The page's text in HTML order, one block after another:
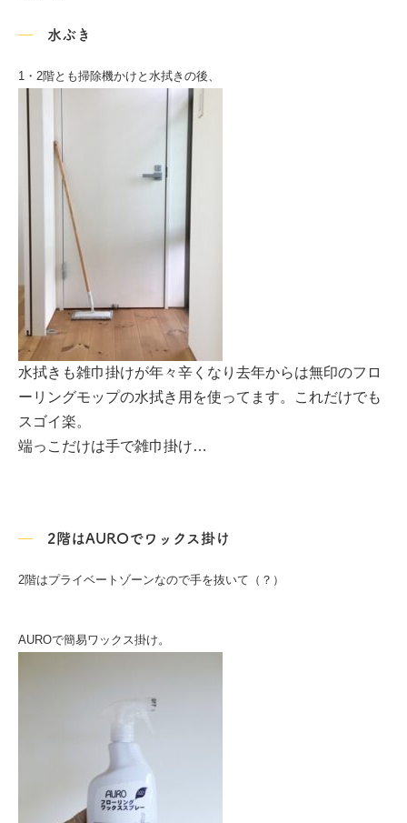
水ぶき
1・2階とも掃除機かけと水拭きの後、
水拭きも雑巾掛けが年々辛くなり去年からは無印のフロ
ーリングモップの水拭き用を使ってます。
これだけでも
スゴイ楽。
端っこだけは手で雑巾掛け…
2階はAUROでワックス掛け
2階はプライベートゾーンなので手を抜いて（？）
AUROで簡易ワックス掛け。